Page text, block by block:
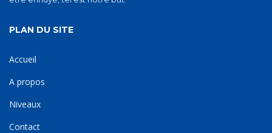
PLAN DU SITE
Accueil
A propos
Niveaux
Contact